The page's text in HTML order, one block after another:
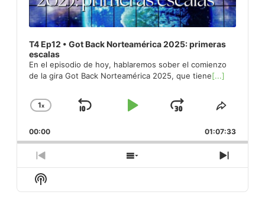
T4 Ep12 • Got Back Norteamérica 2025: primeras
escalas
En el episodio de hoy, hablaremos sober el comienzo
de la gira Got Back Norteamérica 2025, que tiene[...]
Change
Rate
1x
Skip
Play
Jump
Forward
Share
00:00 01:07:33
Previous
Episode
Show
Episodes
Next
Show
Podcast